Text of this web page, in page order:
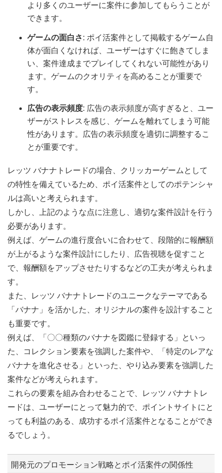
より多くのユーザーに案件に参加してもらうことが
できます。
ゲームの面白さ: ポイ活案件として掲載するゲーム自
体が面白くなければ、ユーザーはすぐに飽きてしま
い、案件達成までプレイしてくれない可能性があり
ます。ゲームのクオリティを高めることが重要で
す。
広告の表示頻度: 広告の表示頻度が高すぎると、ユー
ザーがストレスを感じ、ゲームを離れてしまう可能
性があります。広告の表示頻度を適切に調整するこ
とが重要です。
レッツ バナナトレードの場合、クリッカーゲームとして
の特性を備えているため、ポイ活案件としてのポテンシャ
ルは高いと考えられます。
しかし、上記のような点に注意し、適切な案件設計を行う
必要があります。
例えば、ゲームの進行度合いに合わせて、段階的に報酬額
が上がるような案件設計にしたり、広告視聴を促すこと
で、報酬額をアップさせたりするなどの工夫が考えられま
す。
また、レッツ バナナトレードのユニークなテーマである
「バナナ」を活かした、オリジナルの案件を設計すること
も重要です。
例えば、「〇〇種類のバナナを図鑑に登録する」といっ
た、コレクション要素を強調した案件や、「特定のレアな
バナナを進化させる」といった、やり込み要素を強調した
案件などが考えられます。
これらの要素を組み合わせることで、レッツ バナナトレ
ードは、ユーザーにとって魅力的で、ポイントサイトにと
っても利益のある、成功するポイ活案件となることができ
るでしょう。
開発元のプロモーション戦略とポイ活案件の関係性